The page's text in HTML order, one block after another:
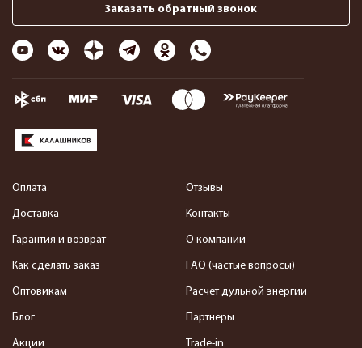
Заказать обратный звонок
Оплата
Доставка
Гарантия и возврат
Как сделать заказ
Оптовикам
Блог
Акции
Отзывы
Контакты
О компании
FAQ (частые вопросы)
Расчет дульной энергии
Партнеры
Trade-in